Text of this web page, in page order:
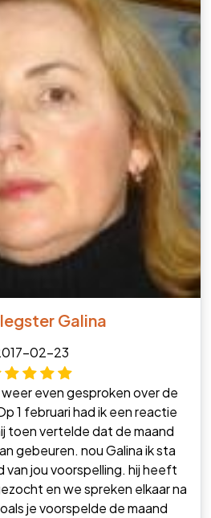
Galina
02-23
even gesproken over de
1 februari had ik een reactie
toen vertelde dat de maand
gebeuren. nou Galina ik sta
jou voorspelling. hij heeft
en we spreken elkaar na
je voorspelde de maand